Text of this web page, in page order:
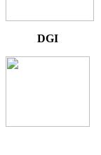
DGI